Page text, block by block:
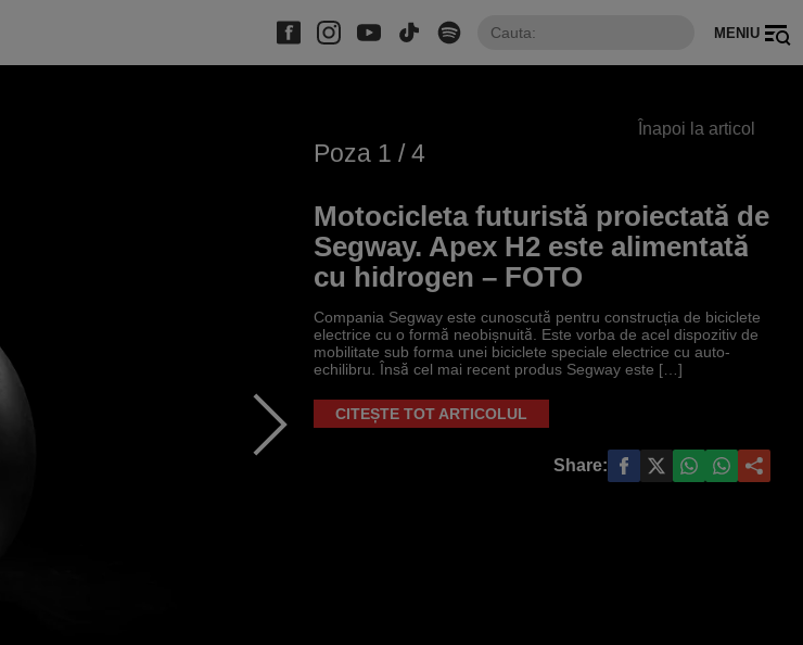
MENIU
Înapoi la articol
Poza 1 / 4
Motocicleta futuristă proiectată de
Segway. Apex H2 este alimentată
cu hidrogen – FOTO
Compania Segway este cunoscută pentru construcția de biciclete
electrice cu o formă neobișnuită. Este vorba de acel dispozitiv de
mobilitate sub forma unei biciclete speciale electrice cu auto-
echilibru. Însă cel mai recent produs Segway este […]
CITEȘTE TOT ARTICOLUL
Share: